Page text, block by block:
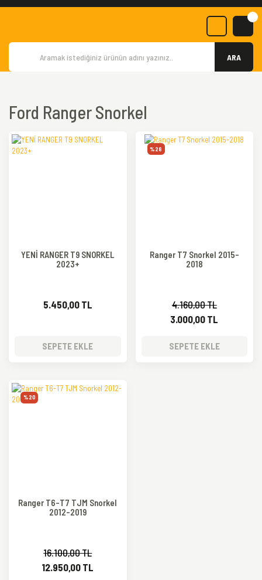
ARA
Ford Ranger Snorkel
YENİ RANGER T9 SNORKEL
2023+
5.450,00 TL
SEPETE EKLE
%28
Ranger T7 Snorkel 2015-
2018
4.160,00 TL
3.000,00 TL
SEPETE EKLE
%20
Ranger T6-T7 TJM Snorkel
2012-2019
16.100,00 TL
12.950,00 TL